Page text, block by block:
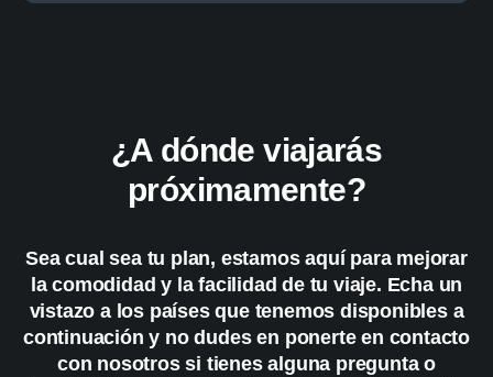
¿A dónde viajarás
próximamente?
Sea cual sea tu plan, estamos aquí para mejorar
la comodidad y la facilidad de tu viaje. Echa un
vistazo a los países que tenemos disponibles a
continuación y no dudes en ponerte en contacto
con nosotros si tienes alguna pregunta o